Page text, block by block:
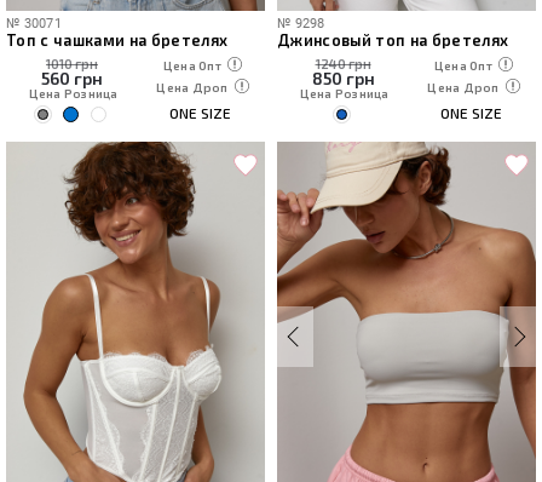
№ 30071
Топ с чашками на бретелях
1010 грн
560 грн
Цена Розница
Цена Опт
Цена Дроп
ONE SIZE
№ 9298
Джинсовый топ на бретелях
1240 грн
850 грн
Цена Розница
Цена Опт
Цена Дроп
ONE SIZE